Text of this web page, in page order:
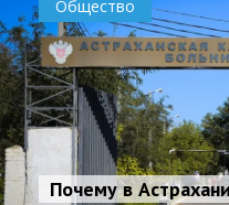
Общество
Почему в